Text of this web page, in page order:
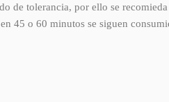
de tolerancia, por ello se
45 o 60 minutos se siguen